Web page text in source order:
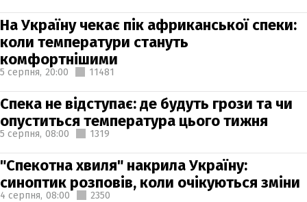
На Україну чекає пік африканської спеки:
коли температури стануть
комфортнішими
5 серпня, 20:00 11481
Спека не відступає: де будуть грози та чи
опуститься температура цього тижня
5 серпня, 08:00 1319
"Спекотна хвиля" накрила Україну:
синоптик розповів, коли очікуються зміни
4 серпня, 08:00 2350